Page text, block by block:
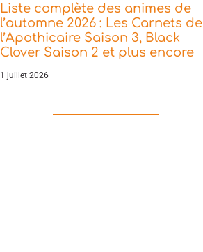
Liste complète des animes de
l’automne 2026 : Les Carnets de
l’Apothicaire Saison 3, Black
Clover Saison 2 et plus encore
1 juillet 2026